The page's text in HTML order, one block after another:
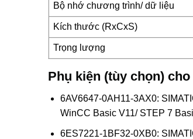
Bộ nhớ chương trình/ dữ liệu
Kích thước (RxCxS)
Trọng lượng
Phụ kiện (tùy chọn) cho
6AV6647-0AH11-3AX0:
WinCC Basic V11/ STEP 7
6ES7221-1BF32-0XB0: